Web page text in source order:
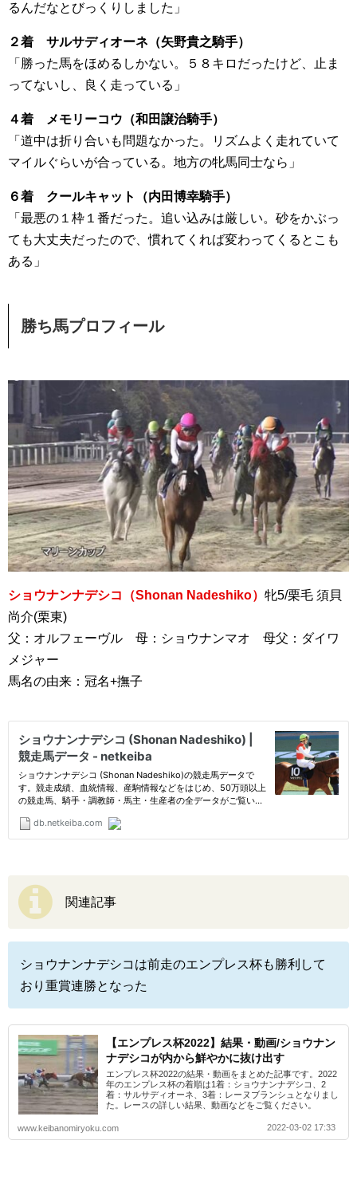
るんだなとびっくりしました」
２着 サルサディオーネ（矢野貴之騎手）
「勝った馬をほめるしかない。５８キロだったけど、止ま
ってないし、良く走っている」
４着 メモリーコウ（和田譲治騎手）
「道中は折り合いも問題なかった。リズムよく走れていて
マイルぐらいが合っている。地方の牝馬同士なら」
６着 クールキャット（内田博幸騎手）
「最悪の１枠１番だった。追い込みは厳しい。砂をかぶっ
ても大丈夫だったので、慣れてくれば変わってくるとこも
ある」
勝ち馬プロフィール
ショウナンナデシコ（Shonan Nadeshiko） 牝5/栗毛 須貝
尚介(栗東)
父：オルフェーヴル 母：ショウナンマオ 母父：ダイワ
メジャー
馬名の由来：冠名+撫子
関連記事
ショウナンナデシコは前走のエンプレス杯も勝利して
おり重賞連勝となった
【エンプレス杯2022】結果・動画/ショウナン
ナデシコが内から鮮やかに抜け出す
エンプレス杯2022の結果・動画をまとめた記事です。2022
年のエンプレス杯の着順は1着：ショウナンナデシコ、2
着：サルサディオーネ、3着：レーヌブランシュとなりまし
た。レースの詳しい結果、動画などをご覧ください。
www.keibanomiryoku.com 2022-03-02 17:33